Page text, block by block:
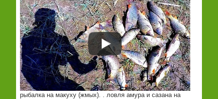
рыбалка на макуху (жмых). . ловля амура и сазана на